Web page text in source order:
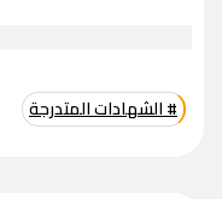
# الشهادات المتدرجة